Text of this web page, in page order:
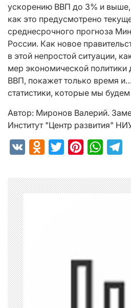
ускорению ВВП до 3% и выше,
как это предусмотрено
среднесрочного прогноза
России. Как новое
в этой непростой ситуации,
мер экономической политики
ВВП, покажет только время
статистики, которые мы
Автор: Миронов Валерий.
Институт "Центр развития"
VK Odnoklassniki
TwitterPinterest